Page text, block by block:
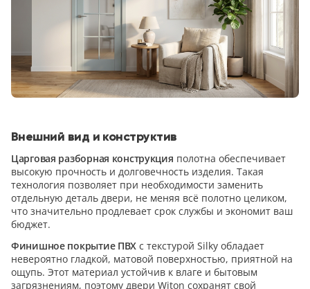
Внешний вид и конструктив
Царговая разборная конструкция полотна обеспечивает
высокую прочность и долговечность изделия. Такая
технология позволяет при необходимости заменить
отдельную деталь двери, не меняя всё полотно целиком,
что значительно продлевает срок службы и экономит ваш
бюджет.
Финишное покрытие ПВХ с текстурой Silky обладает
невероятно гладкой, матовой поверхностью, приятной на
ощупь. Этот материал устойчив к влаге и бытовым
загрязнениям, поэтому двери Witon сохранят свой